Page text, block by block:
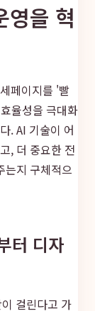
영을 혁
페이지를 '빨
율성을 극대화
. AI 기술이 어
, 더 중요한 전
는지 구체적으
터 디자
걸린다고 가